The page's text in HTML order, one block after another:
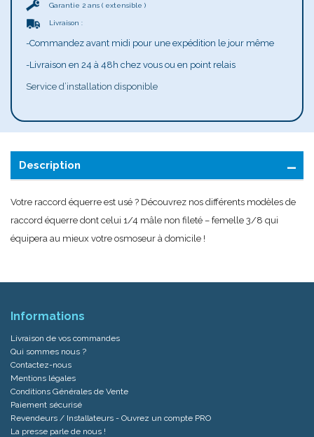
Garantie 2 ans ( extensible )
Livraison :
-Commandez avant midi pour une expédition le jour même
-Livraison en 24 à 48h chez vous ou en point relais
Service d’installation disponible
Description
Votre raccord équerre est usé ? Découvrez nos différents modèles de
raccord équerre dont celui 1/4 mâle non fileté – femelle 3/8 qui
équipera au mieux votre osmoseur à domicile !
Informations
Livraison de vos commandes
Qui sommes nous ?
Contactez-nous
Mentions légales
Conditions Générales de Vente
Paiement sécurisé
Revendeurs / Installateurs - Ouvrez un compte PRO
La presse parle de nous !